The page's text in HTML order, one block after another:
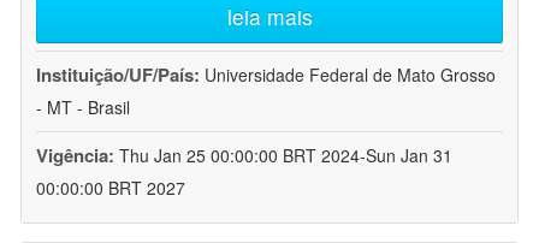
leia mais
Instituição/UF/País: Universidade Federal de Mato Grosso
- MT - Brasil
Vigência: Thu Jan 25 00:00:00 BRT 2024-Sun Jan 31
00:00:00 BRT 2027